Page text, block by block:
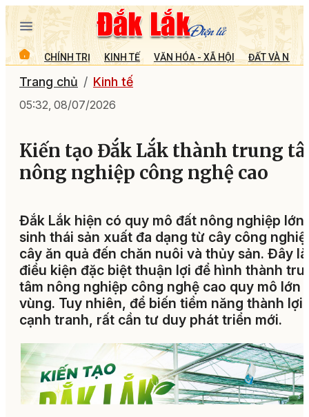
CHÍNH TRỊ KINH TẾ VĂN HÓA - XÃ HỘI ĐẤT VÀ
Trang chủ Kinh tế
05:32, 08/07/2026
Kiến tạo Đắk Lắk thành trung
nông nghiệp công nghệ cao
Đắk Lắk hiện có quy mô đất nông nghiệp
sinh thái sản xuất đa dạng từ cây công
cây ăn quả đến chăn nuôi và thủy sản. Đây là
điều kiện đặc biệt thuận lợi để hình thành
tâm nông nghiệp công nghệ cao quy mô lớn
vùng. Tuy nhiên, để biến tiềm năng thành lợi
cạnh tranh, rất cần tư duy phát triển mới.